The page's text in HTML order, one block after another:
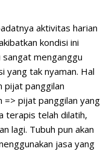
aktivitas harian
kondisi ini
menganggu
yang tak nyaman. Hal
pijat panggilan
=> pijat panggilan yang
terapis telah dilatih,
lagi. Tubuh pun akan
jasa yang